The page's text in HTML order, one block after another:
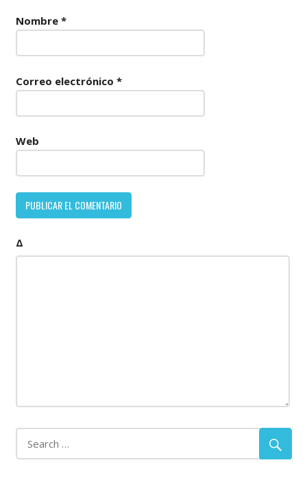
Nombre *
Correo electrónico *
Web
Δ